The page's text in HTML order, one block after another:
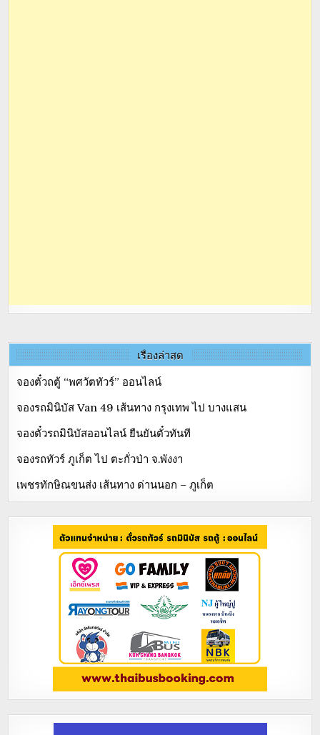
เรื่องล่าสุด
จองตั๋วถตู้ “พศวัตทัวร์” ออนไลน์
จองรถมินิบัส Van 49 เส้นทาง กรุงเทพ ไป บางแสน
จองตั๋วรถมินิบัสออนไลน์ ยืนยันตั๋วทันที
จองรถทัวร์ ภูเก็ต ไป ตะกั่วป่า จ.พังงา
เพชรทักษิณขนส่ง เส้นทาง ด่านนอก – ภูเก็ต